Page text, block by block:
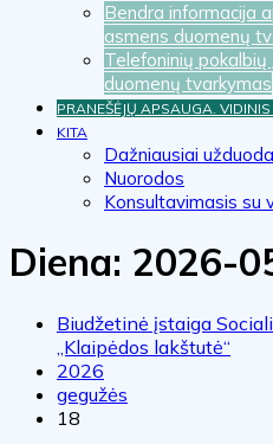
Bendra informacija
asmens duomenų
Telefoninių pokalbių
duomenų tvarkymas
PRANEŠĖJŲ APSAUGA.
KITA
Dažniausiai
Nuorodos
Konsultavimasis su
Diena: 2026-
Biudžetinė įstaiga
„Klaipėdos lakštutė“
2026
gegužės
18